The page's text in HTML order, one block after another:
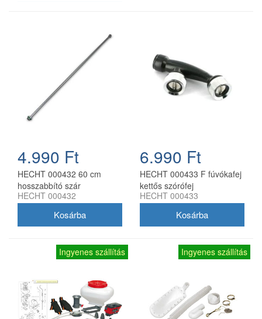
4.990 Ft
HECHT 000432 60 cm
hosszabbító szár
permetezőhöz
HECHT 000432
6.990 Ft
HECHT 000433 F fúvókafej
kettős szórófej
permetezőhöz
HECHT 000433
Ingyenes szállítás Ingyenes szállítás